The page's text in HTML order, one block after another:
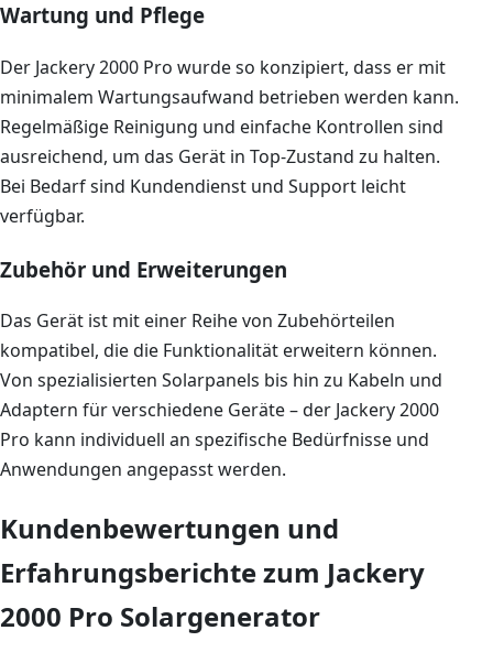
Wartung und Pflege
Der Jackery 2000 Pro wurde so konzipiert, dass er mit
minimalem Wartungsaufwand betrieben werden kann.
Regelmäßige Reinigung und einfache Kontrollen sind
ausreichend, um das Gerät in Top-Zustand zu halten.
Bei Bedarf sind Kundendienst und Support leicht
verfügbar.
Zubehör und Erweiterungen
Das Gerät ist mit einer Reihe von Zubehörteilen
kompatibel, die die Funktionalität erweitern können.
Von spezialisierten Solarpanels bis hin zu Kabeln und
Adaptern für verschiedene Geräte – der Jackery 2000
Pro kann individuell an spezifische Bedürfnisse und
Anwendungen angepasst werden.
Kundenbewertungen und
Erfahrungsberichte zum Jackery
2000 Pro Solargenerator